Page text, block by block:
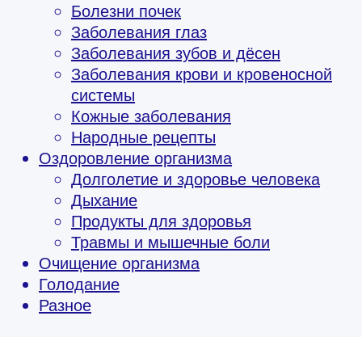
Болезни почек
Заболевания глаз
Заболевания зубов и дёсен
Заболевания крови и кровеносной
системы
Кожные заболевания
Народные рецепты
Оздоровление организма
Долголетие и здоровье человека
Дыхание
Продукты для здоровья
Травмы и мышечные боли
Очищение организма
Голодание
Разное